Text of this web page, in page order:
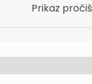
Prikaz